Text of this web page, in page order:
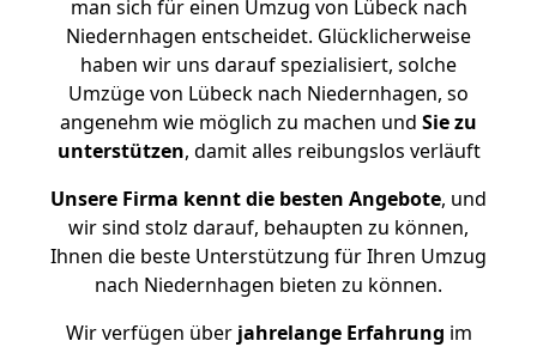
man sich für einen Umzug von Lübeck nach
Niedernhagen entscheidet. Glücklicherweise
haben wir uns darauf spezialisiert, solche
Umzüge von Lübeck nach Niedernhagen, so
angenehm wie möglich zu machen und Sie zu
unterstützen, damit alles reibungslos verläuft
Unsere Firma kennt die besten Angebote, und
wir sind stolz darauf, behaupten zu können,
Ihnen die beste Unterstützung für Ihren Umzug
nach Niedernhagen bieten zu können.
Wir verfügen überjahrelange Erfahrung im